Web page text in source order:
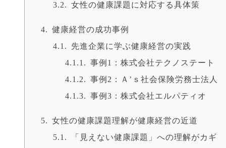
女性の健康課題に対応する具体策
健康経営の成功事例
先進企業に学ぶ健康経営の実践
事例1：株式会社テクノステート
事例2：Ａ’ｓ社会保険労務士法人
事例3：株式会社エルパティオ
女性の健康課題理解が健康経営の近道
「見えない健康課題」への理解がカギ